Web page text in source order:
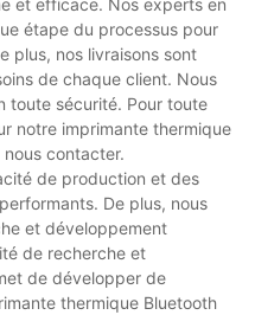
et efficace. Nos experts en
étape du processus pour
plus, nos livraisons sont
de chaque client. Nous
toute sécurité. Pour toute
notre imprimante thermique
contacter.
de production et des
De plus, nous
et développement
de recherche et
de développer de
thermique Bluetooth